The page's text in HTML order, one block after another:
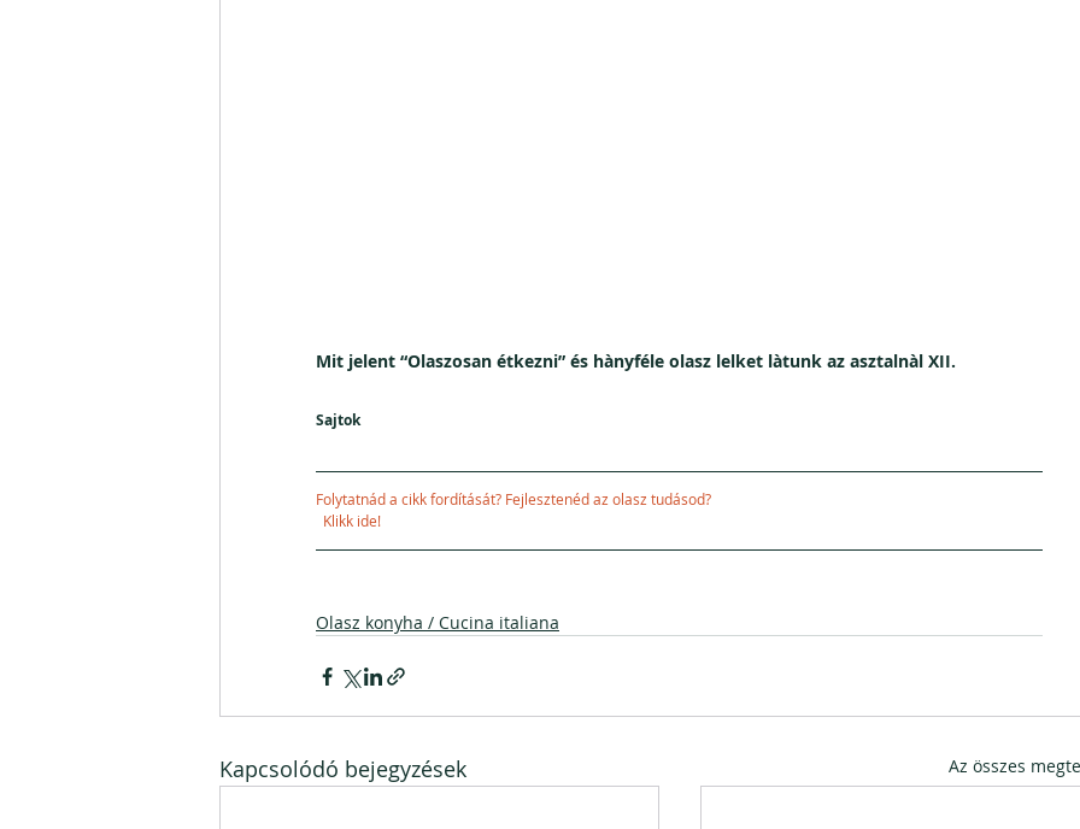
Mit jelent “Olaszosan étkezni” és hànyféle olasz lelket làtunk az asztalnàl XII.
Sajtok
Folytatnád a cikk fordítását? Fejlesztenéd az olasz tudásod?
Klikk ide!
Olasz konyha / Cucina italiana
Kapcsolódó bejegyzések Az összes